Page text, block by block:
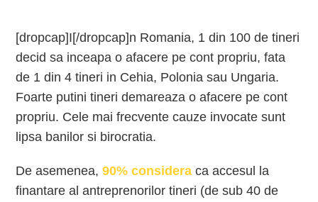
[dropcap]I[/dropcap]n Romania, 1 din 100 de tineri
decid sa inceapa o afacere pe cont propriu, fata
de 1 din 4 tineri in Cehia, Polonia sau Ungaria.
Foarte putini tineri demareaza o afacere pe cont
propriu. Cele mai frecvente cauze invocate sunt
lipsa banilor si birocratia.
De asemenea,90% considera ca accesul la
finantare al antreprenorilor tineri (de sub 40 de